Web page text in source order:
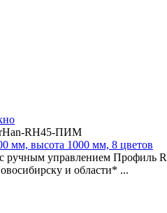
RH45-ПИМ
мм, высота 1000 мм, 8 цветов
с ручным управлением
и области* ...